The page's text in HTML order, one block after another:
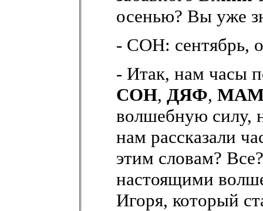
осенью? Вы уже
- СОН: сентябрь,
- Итак, нам часы
СОН, ДЯФ,
волшебную силу,
нам рассказали
этим словам?
настоящими
Игоря, который